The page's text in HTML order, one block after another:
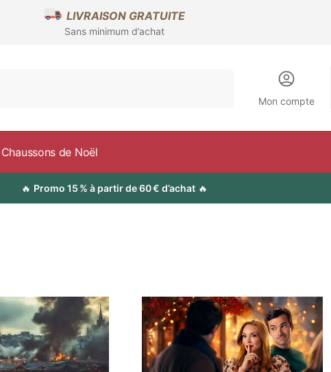
LIVRAISON GRATUITE
Sans minimum d’achat
Mon compte
Chaussons de Noël
🔥 Promo 15 % à partir de 60 € d’achat 🔥